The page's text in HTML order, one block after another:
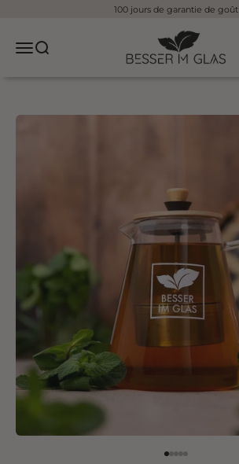
100 jours de garantie de goût
Ouvrir le menu de navigation
Ouvrir la recherche
Besser im Glas